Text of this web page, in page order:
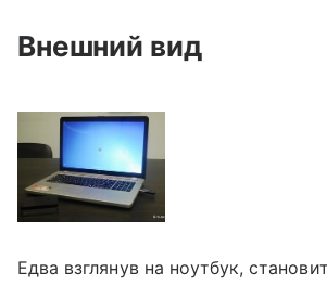
Внешний вид
Едва взглянув на ноутбук,